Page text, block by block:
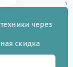
через
скидка